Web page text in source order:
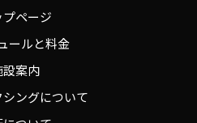
プページ
ールと料金
設案内
ングについて